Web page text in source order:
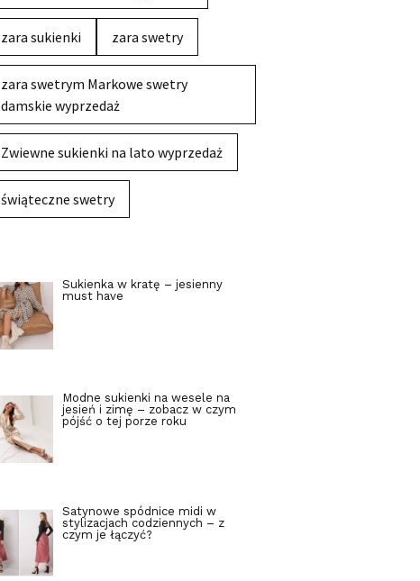
zara sukienki zara swetry
zara swetrym Markowe swetry
damskie wyprzedaż
Zwiewne sukienki na lato wyprzedaż
świąteczne swetry
Sukienka w kratę – jesienny
must have
Modne sukienki na wesele na
jesień i zimę – zobacz w czym
pójść o tej porze roku
Satynowe spódnice midi w
stylizacjach codziennych – z
czym je łączyć?